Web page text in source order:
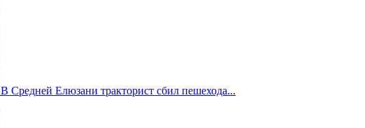
В Средней Елюзани тракторист сбил пешехода...